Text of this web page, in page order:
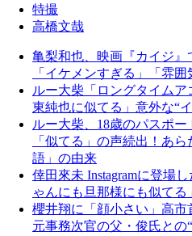
特撮
高橋文哉
亀梨和也、映画『カイジ
「イケメンすぎる」「雰
ルー大柴「ロングタイム
東純也に似てる」意外な“
ルー大柴、18歳のパスポ
「似てる」の声続出！あ
語」の由来
倖田來未 Instagramに登場
ゃんにも旦那様にも似て
櫻井翔に「顔小さい」高
元事務次官の父・俊氏との